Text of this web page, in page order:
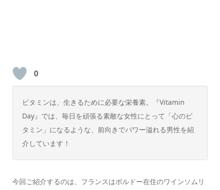
0
ビタミンは、生きるために必要な栄養素。『Vitamin
Day』では、毎日を頑張る素敵な女性にとって「心のビ
タミン」になるような、前向きでパワー溢れる男性を紹
介しています！
今回ご紹介するのは、フランスはボルドー在住のワインソムリ